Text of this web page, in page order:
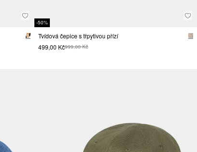
-50%
Tvídová čepice s třpytivou přízí
499,00 Kč999,00 Kč